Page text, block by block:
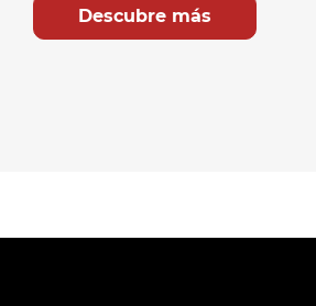
Descubre más